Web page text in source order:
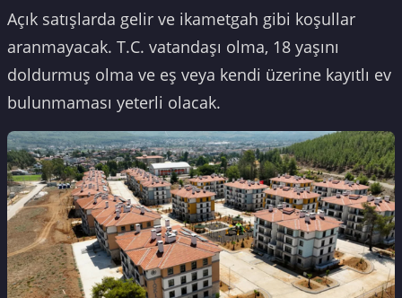
Açık satışlarda gelir ve ikametgah gibi koşullar
aranmayacak. T.C. vatandaşı olma, 18 yaşını
doldurmuş olma ve eş veya kendi üzerine kayıtlı ev
bulunmaması yeterli olacak.